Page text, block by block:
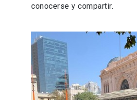
conocerse y compartir.